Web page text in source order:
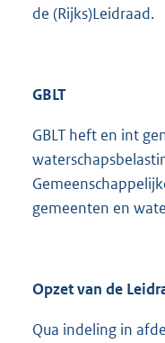
de (Rijks)Leidraad.
GBLT
GBLT heft en int
gemeenten en
Opzet van de
Qua indeling in